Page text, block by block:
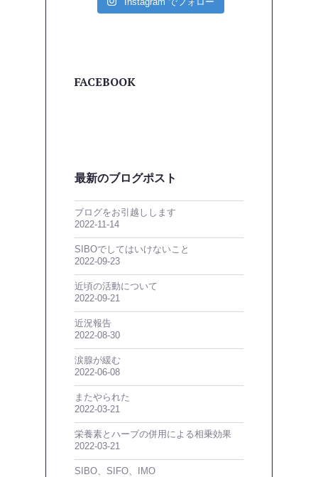
FACEBOOK
最新のブログポスト
ブログをお引越しします
2022-11-14
SIBOでしてはいけないこと
2022-09-23
近頃の活動について
2022-09-21
近況報告
2022-08-30
涙腺が緩む
2022-06-08
またやられた
2022-03-21
栄養素とハーブの併用による相乗効果
2022-03-21
SIBO、SIFO、IMO